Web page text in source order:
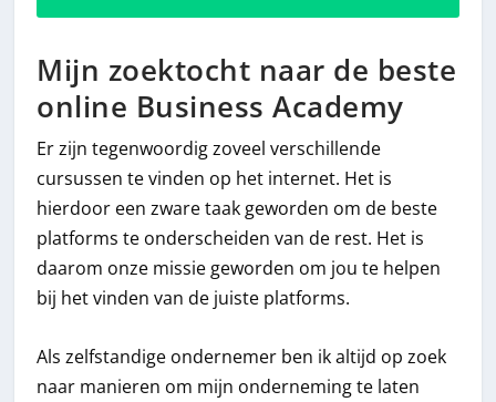
Mijn zoektocht naar de beste
online Business Academy
Er zijn tegenwoordig zoveel verschillende
cursussen te vinden op het internet. Het is
hierdoor een zware taak geworden om de beste
platforms te onderscheiden van de rest. Het is
daarom onze missie geworden om jou te helpen
bij het vinden van de juiste platforms.
Als zelfstandige ondernemer ben ik altijd op zoek
naar manieren om mijn onderneming te laten